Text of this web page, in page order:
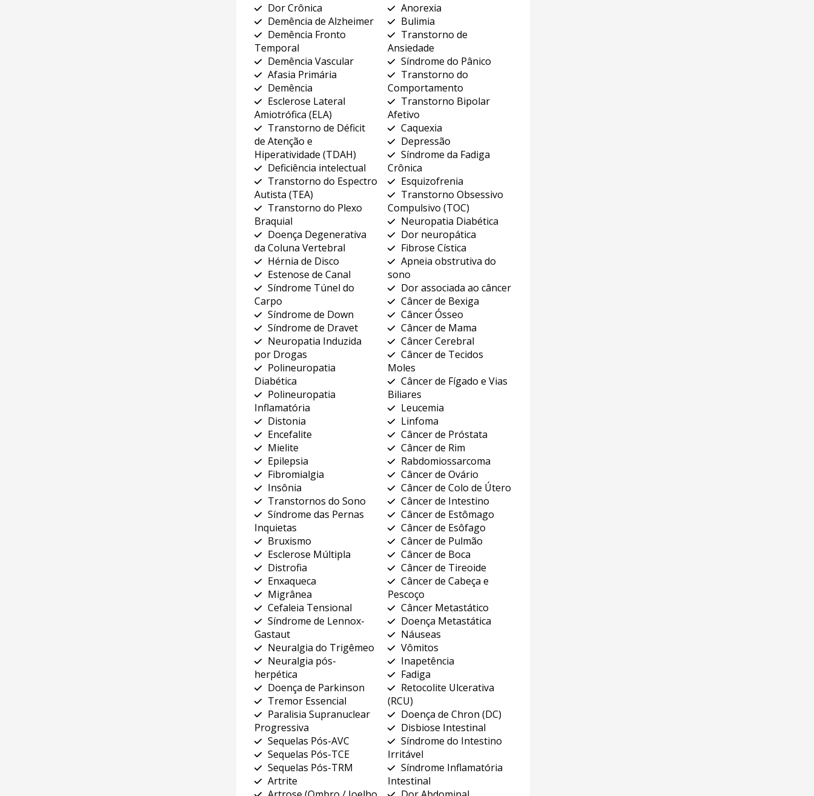
Dor Crônica
Demência de Alzheimer
Demência Fronto
Temporal
Demência Vascular
Afasia Primária
Demência
Esclerose Lateral
Amiotrófica (ELA)
Transtorno de Déficit
de Atenção e
Hiperatividade (TDAH)
Deficiência intelectual
Transtorno do Espectro
Autista (TEA)
Transtorno do Plexo
Braquial
Doença Degenerativa
da Coluna Vertebral
Hérnia de Disco
Estenose de Canal
Síndrome Túnel do
Carpo
Síndrome de Down
Síndrome de Dravet
Neuropatia Induzida
por Drogas
Polineuropatia
Diabética
Polineuropatia
Inflamatória
Distonia
Encefalite
Mielite
Epilepsia
Fibromialgia
Insônia
Transtornos do Sono
Síndrome das Pernas
Inquietas
Bruxismo
Esclerose Múltipla
Distrofia
Enxaqueca
Migrânea
Cefaleia Tensional
Síndrome de Lennox-
Gastaut
Neuralgia do Trigêmeo
Neuralgia pós-
herpética
Doença de Parkinson
Tremor Essencial
Paralisia Supranuclear
Progressiva
Sequelas Pós-AVC
Sequelas Pós-TCE
Sequelas Pós-TRM
Artrite
Anorexia
Bulimia
Transtorno de
Ansiedade
Síndrome do Pânico
Transtorno do
Comportamento
Transtorno Bipolar
Afetivo
Caquexia
Depressão
Síndrome da Fadiga
Crônica
Esquizofrenia
Transtorno Obsessivo
Compulsivo (TOC)
Neuropatia Diabética
Dor neuropática
Fibrose Cística
Apneia obstrutiva do
sono
Dor associada ao câncer
Câncer de Bexiga
Câncer Ósseo
Câncer de Mama
Câncer Cerebral
Câncer de Tecidos
Moles
Câncer de Fígado e Vias
Biliares
Leucemia
Linfoma
Câncer de Próstata
Câncer de Rim
Rabdomiossarcoma
Câncer de Ovário
Câncer de Colo de Útero
Câncer de Intestino
Câncer de Estômago
Câncer de Esôfago
Câncer de Pulmão
Câncer de Boca
Câncer de Tireoide
Câncer de Cabeça e
Pescoço
Câncer Metastático
Doença Metastática
Náuseas
Vômitos
Inapetência
Fadiga
Retocolite Ulcerativa
(RCU)
Doença de Chron (DC)
Disbiose Intestinal
Síndrome do Intestino
Irritável
Síndrome Inflamatória
Intestinal